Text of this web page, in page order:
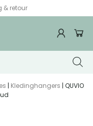
& retour
| Kledinghangers | QUVIO